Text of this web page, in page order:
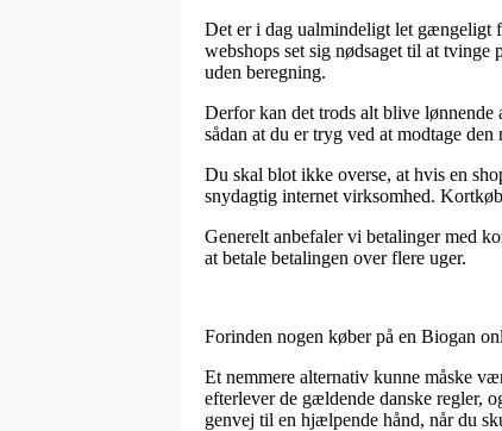
Det er i dag ualmindeligt let gængeligt
webshops set sig nødsaget til at
uden beregning.
Derfor kan det trods alt blive
sådan at du er tryg ved at modtage
Du skal blot ikke overse, at hvis en
snydagtig internet virksomhed.
Generelt anbefaler vi betalinger med
at betale betalingen over flere uger.
Forinden nogen køber på en Biogan
Et nemmere alternativ kunne måske
efterlever de gældende danske regler,
genvej til en hjælpende hånd, når du